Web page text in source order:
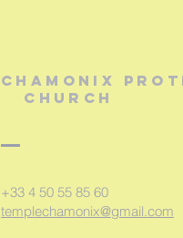
chamonix
Church
+33 4 50 55 85 60
templechamonix@gmail.com